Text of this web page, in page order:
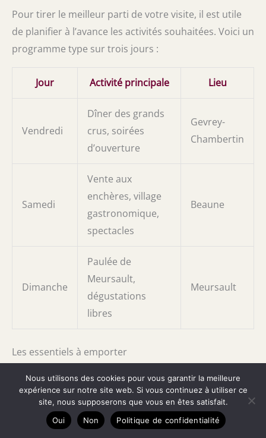
Pour tirer le meilleur parti de votre visite, il est utile
de planifier à l’avance les activités souhaitées. Voici un
programme type sur trois jours :
Jour Activité principale Lieu
Vendredi
Dîner des grands
crus, soirées
d’ouverture
Gevrey-
Chambertin
Samedi
Vente aux
enchères, village
gastronomique,
spectacles
Beaune
Dimanche
Paulée de
Meursault,
dégustations
libres
Meursault
Les essentiels à emporter
Novembre en Bourgogne peut être frais et humide.
Prévoyez desvêtements chauds et imperméables
pour les festivités en plein air, des chaussures
confortables pour arpenter les ruelles pavées et un
Nous utilisons des cookies pour vous garantir la meilleure
expérience sur notre site web. Si vous continuez à utiliser ce
site, nous supposerons que vous en êtes satisfait.
Oui
Non Politique de confidentialité